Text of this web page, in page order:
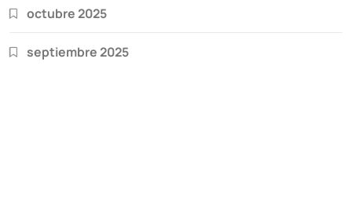
octubre 2025
septiembre 2025